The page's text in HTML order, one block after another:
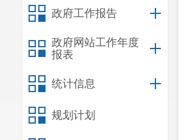
政府工作报告
政府网站工作年度
报表
统计信息
规划计划